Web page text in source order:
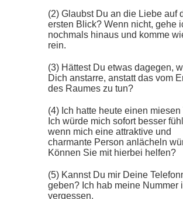
(2) Glaubst Du an die Liebe auf
ersten Blick? Wenn nicht, gehe
nochmals hinaus und komme
rein.
(3) Hättest Du etwas dagegen,
Dich anstarre, anstatt das vom
des Raumes zu tun?
(4) Ich hatte heute einen miesen
Ich würde mich sofort besser
wenn mich eine attraktive und
charmante Person anlächeln
Können Sie mit hierbei helfen?
(5) Kannst Du mir Deine
geben? Ich hab meine Nummer
vergessen.